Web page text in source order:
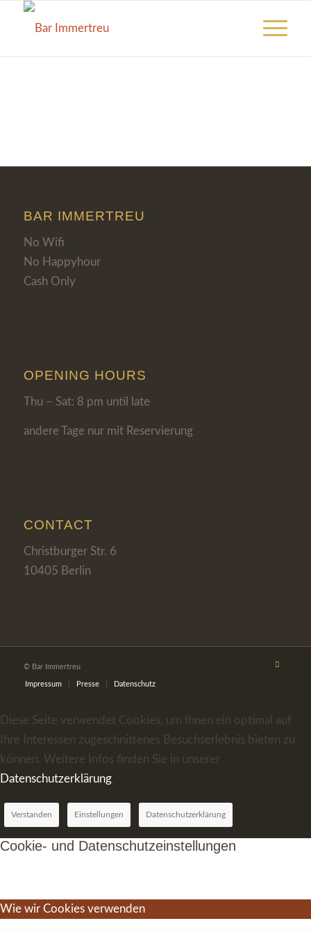
BAR IMMERTREU
No Wifi
No Happyhour
Cash Only
OPENING HOURS
Thu – Sat: 8 pm until late
andere Tage nur mit Reservierung
CONTACT
Christburger Str. 6
10405 Berlin
© Bar Immertreu
Impressum Presse Datenschutz
Diese Seite verwendet Cookies, um Ihnen ein optimal auf
Ihre Interessen zugeschnittenes Besuchserlebnis bieten zu
können. Weitere Infos finden Sie in unserer
Datenschutzerklärung.
Verstanden Einstellungen Datenschutzerklärung
Cookie- und Datenschutzeinstellungen
Wie wir Cookies verwenden